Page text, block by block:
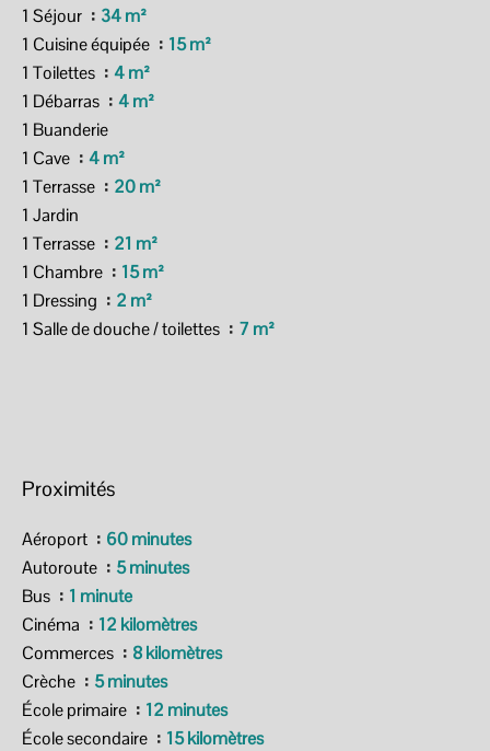
1 Séjour
34 m²
1 Cuisine équipée
15 m²
1 Toilettes
4 m²
1 Débarras
4 m²
1 Buanderie
1 Cave
4 m²
1 Terrasse
20 m²
1 Jardin
1 Terrasse
21 m²
1 Chambre
15 m²
1 Dressing
2 m²
1 Salle de douche / toilettes
7 m²
Proximités
Aéroport
60 minutes
Autoroute
5 minutes
Bus
1 minute
Cinéma
12 kilomètres
Commerces
8 kilomètres
Crèche
5 minutes
École primaire
12 minutes
École secondaire
15 kilomètres